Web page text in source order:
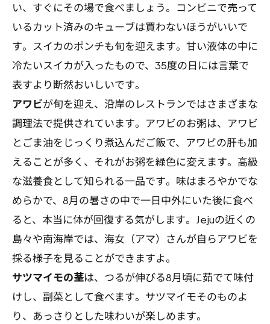
い、すぐにその場で食べましょう。コンビニで売って
いるカット済みのキューブは買わないほうがいいで
す。スイカのポンチも旬を迎えます。甘い液体の中に
冷たいスイカが入ったもので、35度の日には言葉で
表すより断然おいしいです。
アワビが旬を迎え、沿岸のレストランではさまざまな
調理法で提供されています。アワビのお粥は、アワビ
とごま油をじっくり煮込んだご飯で、アワビの肝も加
えることが多く、それがお粥を緑色に変えます。高級
な滋養食として知られる一品です。味はまろやかでな
めらかで、8月の暑さの中で一日中外にいた後に食べ
ると、本当に体が回復する気がします。Jejuの近くの
島々や南海岸では、海女（アマ）さんが自らアワビを
採る様子を見ることができますよ。
サツマイモの茎は、つるが伸びる8月頃に茹でて味付
けし、副菜として食べます。サツマイモそのものよ
り、あっさりとした味わいが楽しめます。